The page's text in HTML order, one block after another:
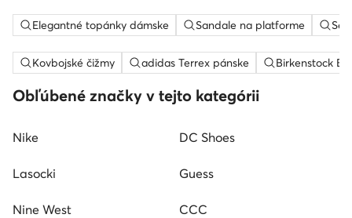
Elegantné topánky dámske Sandale na platforme
Kovbojské čižmy adidas Terrex pánske Birkenstock
Obľúbené značky v tejto kategórii
Nike DC Shoes
Lasocki Guess
Nine West CCC